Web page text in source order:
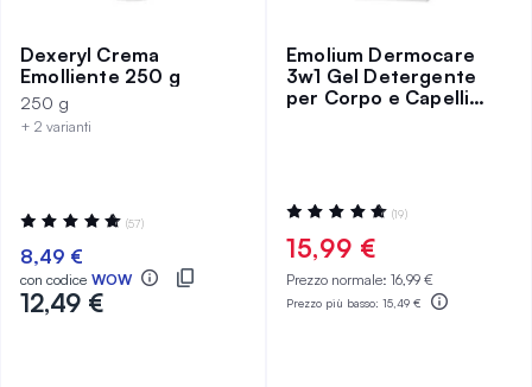
Dexeryl Crema
Emolliente 250 g
250 g
+ 2 varianti
Valutazione:
99%
(57)
8,49 €
con codice WOW
12,49 €
Emolium Dermocare
3w1 Gel Detergente
per Corpo e Capelli
Valutazione:
100%
(19)
15,99 €
Prezzo normale: 16,99 €
Prezzo più basso: 15,49 €